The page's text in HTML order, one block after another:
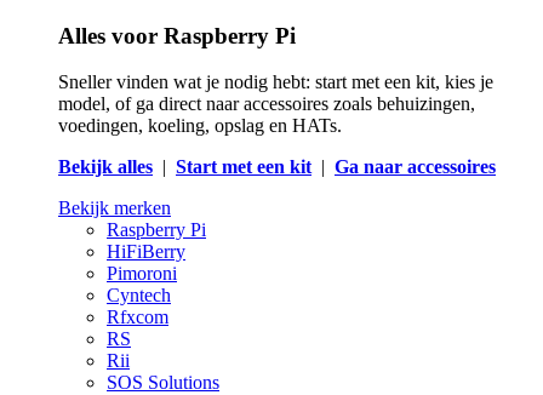
Alles voor Raspberry Pi
Sneller vinden wat je nodig hebt: start met een kit, kies je
model, of ga direct naar accessoires zoals behuizingen,
voedingen, koeling, opslag en HATs.
Bekijk alles | Start met een kit| Ga naar accessoires
Bekijk merken
Raspberry Pi
HiFiBerry
Pimoroni
Cyntech
Rfxcom
RS
Rii
SOS Solutions